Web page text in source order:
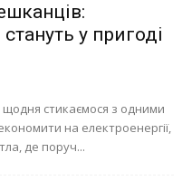
у пригоді
стикаємося з одними
на електроенергії,
де поруч...